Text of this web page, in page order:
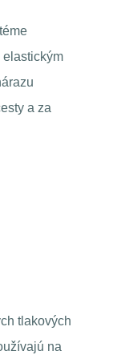
a
môžu vhod...
tlakových
na